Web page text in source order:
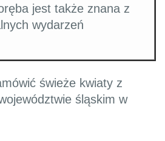
jest także znana z
wydarzeń
świeże kwiaty z
śląskim w